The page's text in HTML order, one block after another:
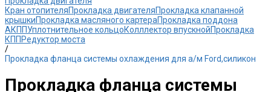
Кран отопителяПрокладка двигателяПрокладка клапанной
крышкиПрокладка масляного картераПрокладка поддона
АКППУплотнительное кольцоКолллектор впускнойПрокладка
КПП Редуктор моста
/
Прокладка фланца системы охлаждения для а/м Ford,силикон
Прокладка фланца системы